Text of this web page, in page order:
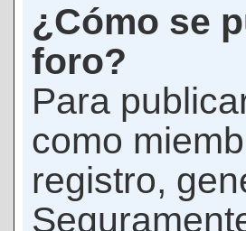
¿Cómo se
foro?
Para
como
registro,